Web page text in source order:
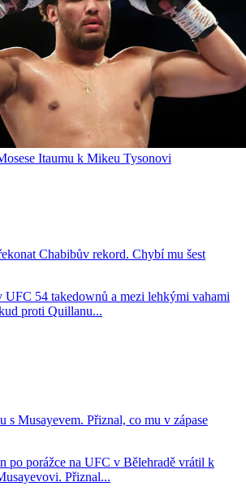
Itaumu k Mikeu Tysonovi
Chabibův rekord. Chybí mu šest
UFC 54 takedownů a mezi lehkými vahami
proti Quillanu...
s Musayevem. Přiznal, co mu v zápase
po porážce na UFC v Bělehradě vrátil k
Přiznal...